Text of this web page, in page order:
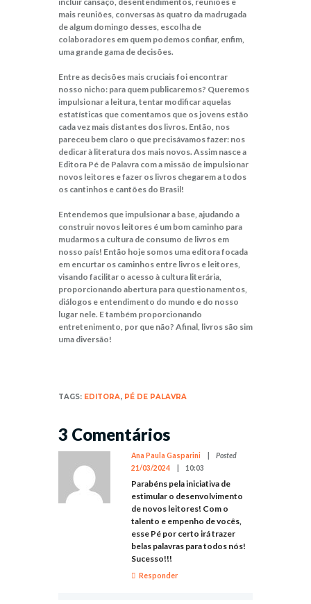
mais reuniões, conversas às quatro da madrugada
de algum domingo desses, escolha de
colaboradores em quem podemos confiar, enfim,
uma grande gama de decisões.
Entre as decisões mais cruciais foi encontrar
nosso nicho: para quem publicaremos? Queremos
impulsionar a leitura, tentar modificar aquelas
estatísticas que comentamos que os jovens estão
cada vez mais distantes dos livros. Então, nos
pareceu bem claro o que precisávamos fazer: nos
dedicar à literatura dos mais novos. Assim nasce a
Editora Pé de Palavra com a missão de impulsionar
novos leitores e fazer os livros chegarem a todos
os cantinhos e cantões do Brasil!
Entendemos que impulsionar a base, ajudando a
construir novos leitores é um bom caminho para
mudarmos a cultura de consumo de livros em
nosso país! Então hoje somos uma editora focada
em encurtar os caminhos entre livros e leitores,
visando facilitar o acesso à cultura literária,
proporcionando abertura para questionamentos,
diálogos e entendimento do mundo e do nosso
lugar nele. E também proporcionando
entretenimento, por que não? Afinal, livros são sim
uma diversão!
TAGS: EDITORA, PÉ DE PALAVRA
3 Comentários
Ana Paula Gasparini
Posted
21/03/2024
10:03
Parabéns pela iniciativa de
estimular o desenvolvimento
de novos leitores! Com o
talento e empenho de vocês,
esse Pé por certo irá trazer
belas palavras para todos nós!
Sucesso!!!
Responder